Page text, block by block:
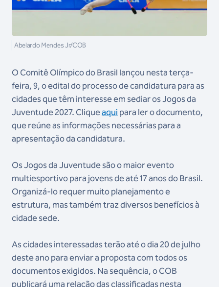
Abelardo Mendes Jr/COB
O Comitê Olímpico do Brasil lançou nesta terça-
feira, 9, o edital do processo de candidatura para as
cidades que têm interesse em sediar os Jogos da
Juventude 2027. Cliqueaqui para ler o documento,
que reúne as informações necessárias para a
apresentação da candidatura.
Os Jogos da Juventude são o maior evento
multiesportivo para jovens de até 17 anos do Brasil.
Organizá-lo requer muito planejamento e
estrutura, mas também traz diversos benefícios à
cidade sede.
As cidades interessadas terão até o dia 20 de julho
deste ano para enviar a proposta com todos os
documentos exigidos. Na sequência, o COB
publicará uma relação das classificadas nesta